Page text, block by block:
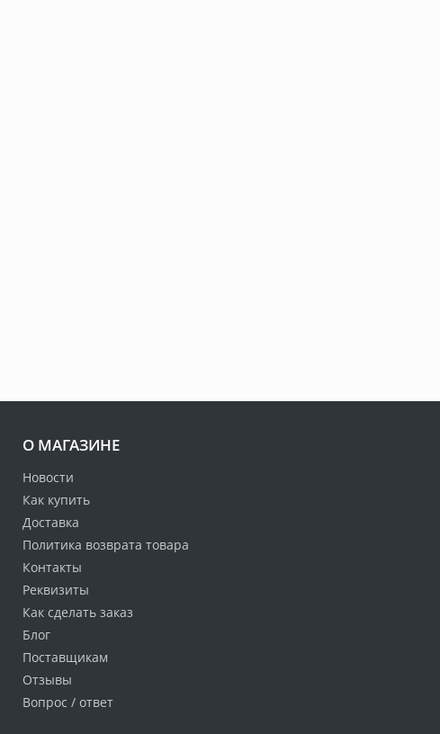
О МАГАЗИНЕ
Новости
Как купить
Доставка
Политика возврата товара
Контакты
Реквизиты
Как сделать заказ
Блог
Поставщикам
Отзывы
Вопрос / ответ